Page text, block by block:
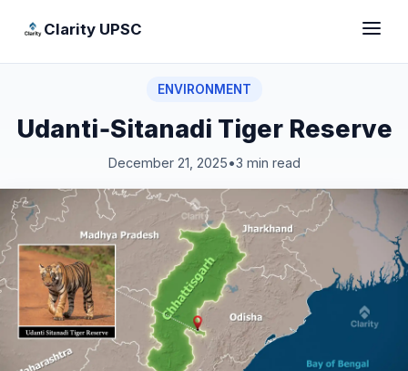
Clarity UPSC
ENVIRONMENT
Udanti‑Sitanadi Tiger Reserve
December 21, 2025•3 min read